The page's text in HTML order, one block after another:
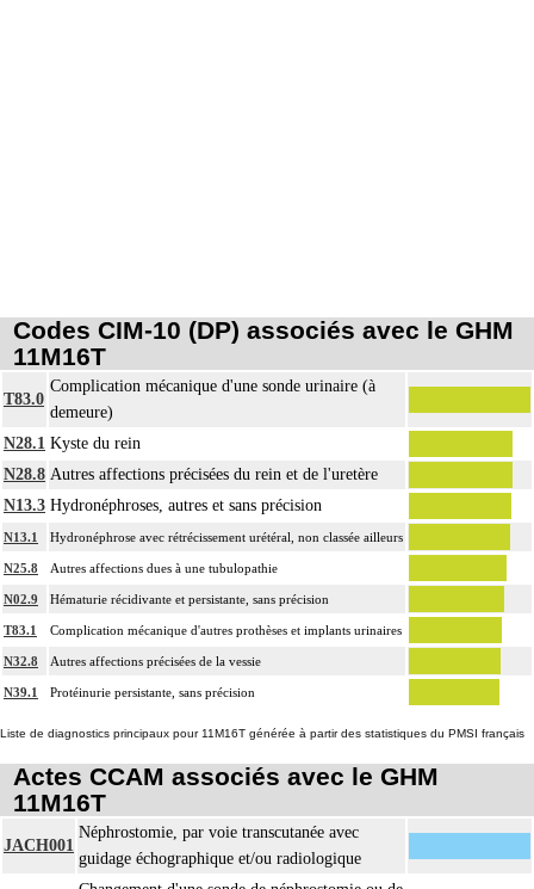
Codes CIM-10 (DP) associés avec le GHM
11M16T
T83.0
Complication mécanique d'une sonde urinaire (à
demeure)
N28.1 Kyste du rein
N28.8 Autres affections précisées du rein et de l'uretère
N13.3 Hydronéphroses, autres et sans précision
N13.1 Hydronéphrose avec rétrécissement urétéral, non classée ailleurs
N25.8 Autres affections dues à une tubulopathie
N02.9 Hématurie récidivante et persistante, sans précision
T83.1 Complication mécanique d'autres prothèses et implants urinaires
N32.8 Autres affections précisées de la vessie
N39.1 Protéinurie persistante, sans précision
Liste de diagnostics principaux pour 11M16T générée à partir des statistiques du PMSI français
Actes CCAM associés avec le GHM
11M16T
JACH001
Néphrostomie, par voie transcutanée avec
guidage échographique et/ou radiologique